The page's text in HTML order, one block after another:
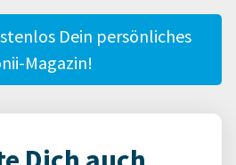
Dein persönliches
Magazin!